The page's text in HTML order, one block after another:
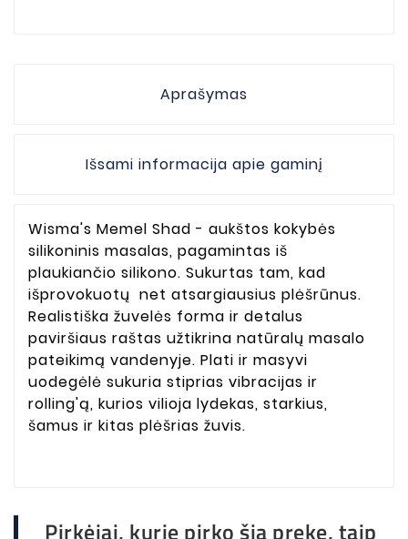
Aprašymas
Išsami informacija apie gaminį
Wisma's Memel Shad - aukštos kokybės
silikoninis masalas, pagamintas iš
plaukiančio silikono. Sukurtas tam, kad
išprovokuotų net atsargiausius plėšrūnus.
Realistiška žuvelės forma ir detalus
paviršiaus raštas užtikrina natūralų masalo
pateikimą vandenyje. Plati ir masyvi
uodegėlė sukuria stiprias vibracijas ir
rolling'ą, kurios vilioja lydekas, starkius,
šamus ir kitas plėšrias žuvis.
Pirkėjai, kurie pirko šią prekę, taip